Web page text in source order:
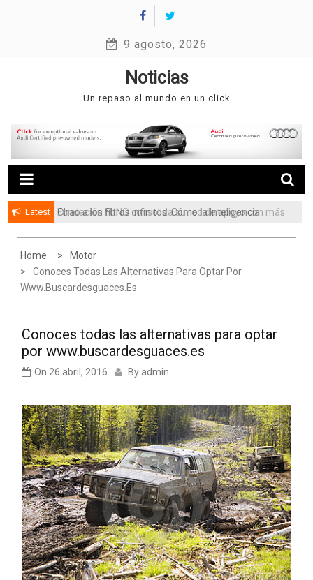
9 agosto, 2026
Noticias
Un repaso al mundo en un click
Latest
Chao a los filtros infinitos: Cómo la Inteligencia
Fundación FUNO consolida su red de apoyo con más
Home
Motor
Conoces Todas Las Alternativas Para Optar Por
Www.buscardesguaces.es
Conoces todas las alternativas para optar
por www.buscardesguaces.es
On 26 abril, 2016 By admin